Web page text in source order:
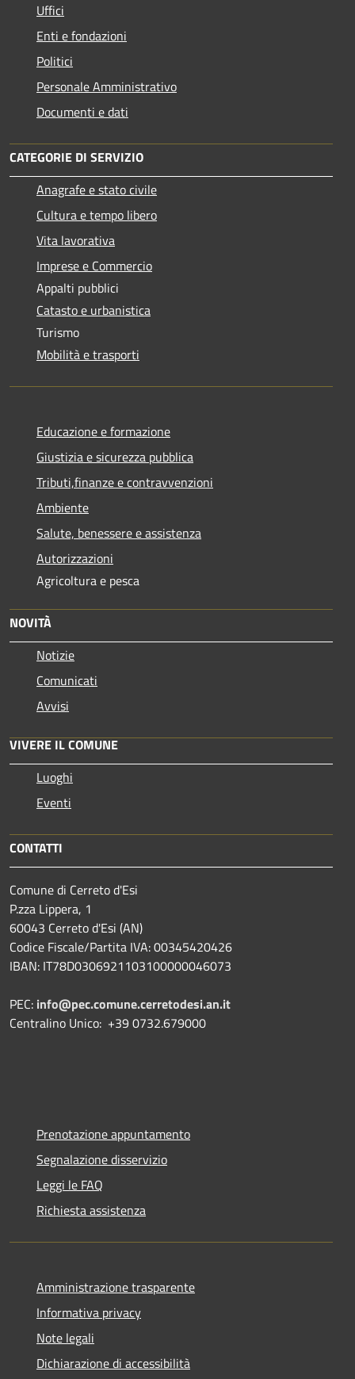
Uffici
Enti e fondazioni
Politici
Personale Amministrativo
Documenti e dati
CATEGORIE DI SERVIZIO
Anagrafe e stato civile
Cultura e tempo libero
Vita lavorativa
Imprese e Commercio
Appalti pubblici
Catasto e urbanistica
Turismo
Mobilità e trasporti
Educazione e formazione
Giustizia e sicurezza pubblica
Tributi,finanze e contravvenzioni
Ambiente
Salute, benessere e assistenza
Autorizzazioni
Agricoltura e pesca
NOVITÀ
Notizie
Comunicati
Avvisi
VIVERE IL COMUNE
Luoghi
Eventi
CONTATTI
Comune di Cerreto d'Esi
P.zza Lippera, 1
60043 Cerreto d'Esi (AN)
Codice Fiscale/Partita IVA: 00345420426
IBAN: IT78D0306921103100000046073
PEC: info@pec.comune.cerretodesi.an.it
Centralino Unico: +39 0732.679000
Prenotazione appuntamento
Segnalazione disservizio
Leggi le FAQ
Richiesta assistenza
Amministrazione trasparente
Informativa privacy
Note legali
Dichiarazione di accessibilità